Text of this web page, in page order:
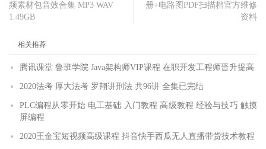
频素材包音效合集 MP3 WAV
1.49GB
册+电路图PDF扫描档官方维修
资料
相关推荐
腾讯课堂 鲁班学院 Java架构师VIP课程 在职开发工程师晋升提高
2020法考 厚大法考 罗翔讲刑法 共96讲 全集已完结
PLC编程从零开始 电工基础 入门教程 高级教程 经验与技巧 触摸
屏编程
2020王金宝短视频高级课程 抖音快手西瓜无人直播带货技术教程